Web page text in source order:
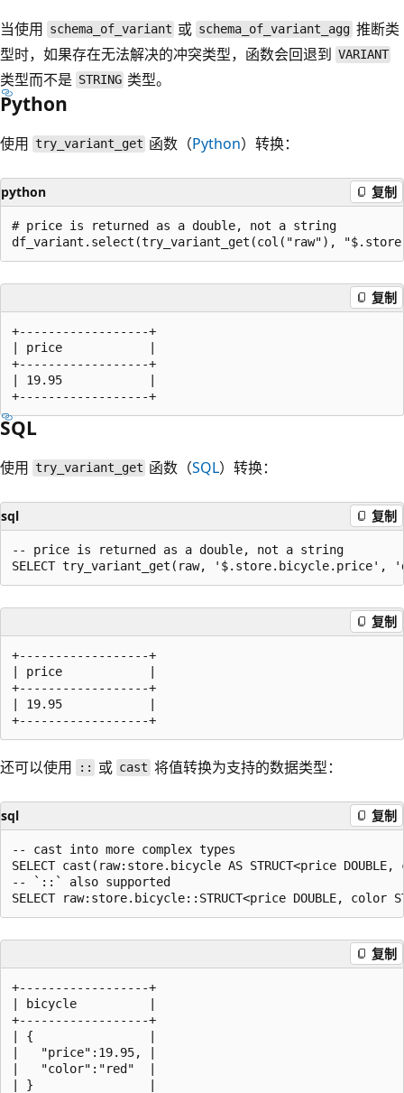
当使用 schema_of_variant 或 schema_of_variant_agg 推断类
型时，如果存在无法解决的冲突类型，函数会回退到 VARIANT
类型而不是 STRING 类型。
Python
使用 try_variant_get 函数（Python）转换：
python 复制
# price is returned as a double, not a string
复制
+------------------+
| price            |
+------------------+
| 19.95            |
SQL
使用 try_variant_get 函数（SQL）转换：
sql 复制
-- price is returned as a double, not a string
复制
+------------------+
| price            |
+------------------+
| 19.95            |
还可以使用 :: 或 cast 将值转换为支持的数据类型：
sql 复制
-- cast into more complex types
SELECT cast(raw:store.bicycle AS STRUCT<price
-- `::` also supported
复制
+------------------+
| bicycle          |
+------------------+
| {                |
|   "price":19.95, |
|   "color":"red"  |
| }                |